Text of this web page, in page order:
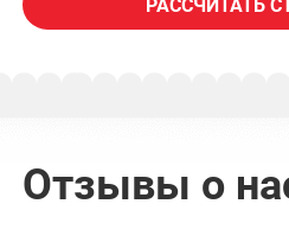
РАССЧИТАТЬ
Отзывы о